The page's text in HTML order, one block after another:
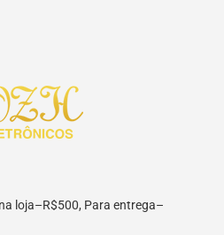
loja–R$500, Para entrega–